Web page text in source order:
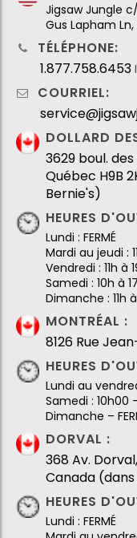
Jigsaw Jungle
Gus Lapham Ln,
TÉLÉPHONE:
1.877.758.6453 I
COURRIEL:
DOLLARD
3629 boul.
Québec H9B
Bernie's)
HEURES
Lundi : FERMÉ
Mardi au jeudi :
Vendredi : 11h à
Samedi : 10h à
Dimanche : 11h
MONTRÉAL :
8126 Rue
HEURES
Lundi au
Samedi : 10h00
Dimanche –
DORVAL :
368 Av.
Canada
HEURES
Lundi : FERMÉ